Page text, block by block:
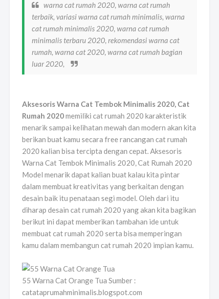
warna cat rumah 2020, warna cat rumah
terbaik, variasi warna cat rumah minimalis, warna
cat rumah minimalis 2020, warna cat rumah
minimalis terbaru 2020, rekomendasi warna cat
rumah, warna cat 2020, warna cat rumah bagian
luar 2020,
Aksesoris Warna Cat Tembok Minimalis 2020, Cat
Rumah 2020memiliki cat rumah 2020 karakteristik
menarik sampai kelihatan mewah dan modern akan kita
berikan buat kamu secara free rancangan cat rumah
2020 kalian bisa tercipta dengan cepat. Aksesoris
Warna Cat Tembok Minimalis 2020, Cat Rumah 2020
Model menarik dapat kalian buat kalau kita pintar
dalam membuat kreativitas yang berkaitan dengan
desain baik itu penataan segi model. Oleh dari itu
diharap desain cat rumah 2020 yang akan kita bagikan
berikut ini dapat memberikan tambahan ide untuk
membuat cat rumah 2020 serta bisa memperingan
kamu dalam membangun cat rumah 2020 impian kamu.
55 Warna Cat Orange Tua Sumber :
catataprumahminimalis.blogspot.com